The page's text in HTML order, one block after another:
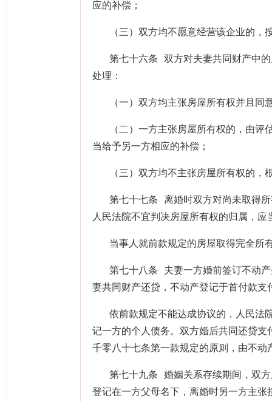
应的补偿；
（三）双方均不愿意经营该企业的
第七十六条 双方对夫妻共同财产中
处理：
（一）双方均主张房屋所有权并且同
（二）一方主张房屋所有权的，由
当给予另一方相应的补偿；
（三）双方均不主张房屋所有权的
第七十七条 离婚时双方对尚未取得
人民法院不宜判决房屋所有权的归属，
当事人就前款规定的房屋取得完全所
第七十八条 夫妻一方婚前签订不动
妻共同财产还贷，不动产登记于首付款
依前款规定不能达成协议的，人民法
记一方的个人债务。双方婚后共同还贷
千零八十七条第一款规定的原则，由不
第七十九条 婚姻关系存续期间，双
登记在一方父母名下，离婚时另一方主